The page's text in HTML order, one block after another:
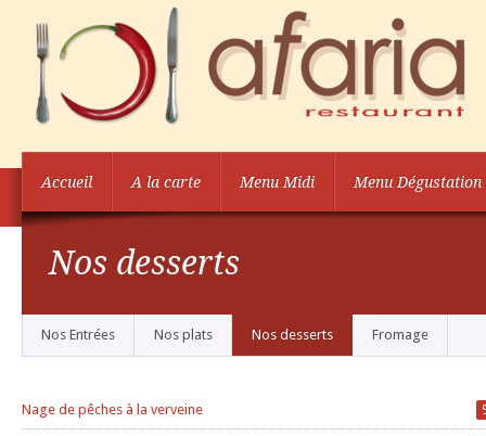
Accueil A la carte Menu Midi Menu Dégustation
Nos desserts
Nos Entrées Nos plats Nos desserts Fromage
Nage de pêches à la verveine